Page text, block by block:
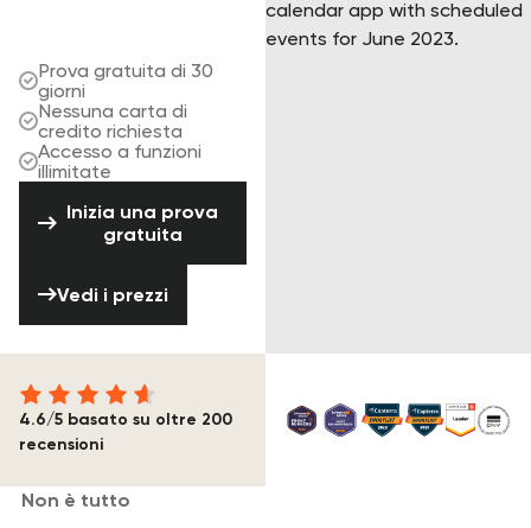
Prova gratuita di 30
giorni
Nessuna carta di
credito richiesta
Accesso a funzioni
illimitate
Inizia una prova
gratuita
Vedi i prezzi
4.6/5 basato su oltre 200
recensioni
Non è tutto